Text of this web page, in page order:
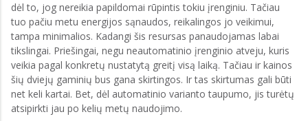
dėl to, jog nereikia papildomai rūpintis tokiu įrenginiu. Tačiau
tuo pačiu metu energijos sąnaudos, reikalingos jo veikimui,
tampa minimalios. Kadangi šis resursas panaudojamas labai
tikslingai. Priešingai, negu neautomatinio įrenginio atveju, kuris
veikia pagal konkretų nustatytą greitį visą laiką. Tačiau ir kainos
šių dviejų gaminių bus gana skirtingos. Ir tas skirtumas gali būti
net keli kartai. Bet, dėl automatinio varianto taupumo, jis turėtų
atsipirkti jau po kelių metų naudojimo.